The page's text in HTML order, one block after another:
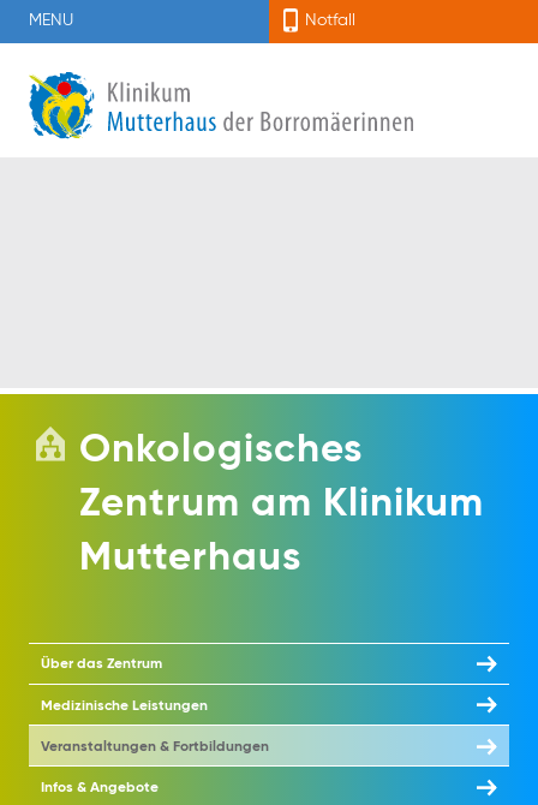
MENU Notfall
Onkologisches
Zentrum am Klinikum
Mutterhaus
Über das Zentrum
Medizinische Leistungen
Veranstaltungen & Fortbildungen
Infos & Angebote